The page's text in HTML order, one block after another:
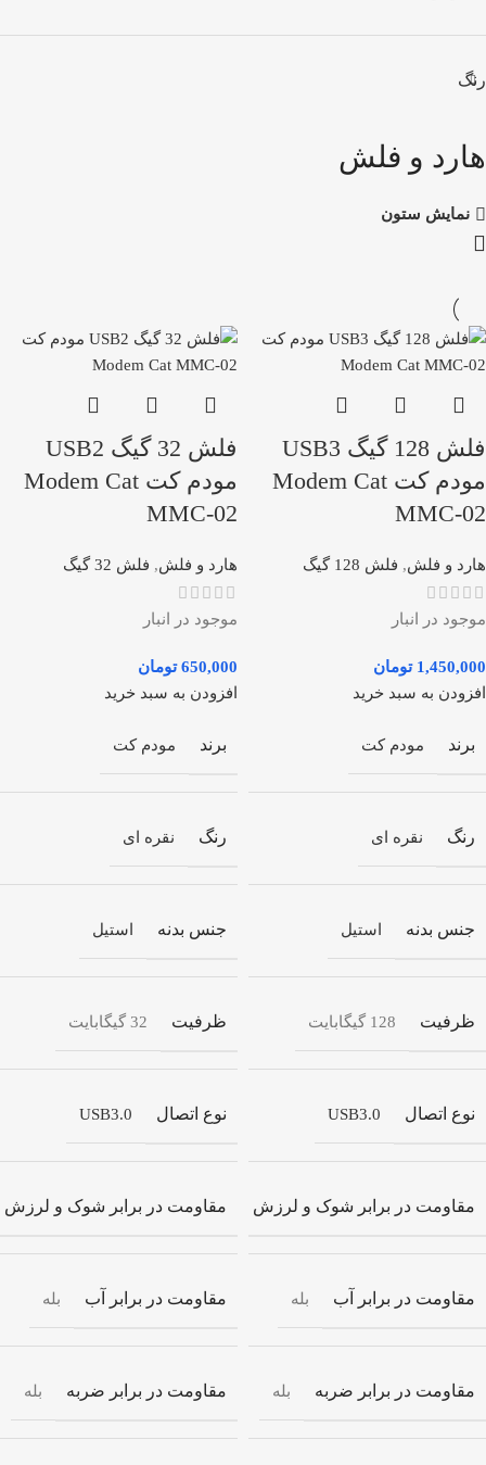
رنگ
هارد و فلش
نمایش ستون
فلش 128 گیگ USB3
مودم کت Modem Cat
MMC-02
هارد و فلش, فلش 128 گیگ
موجود در انبار
تومان
افزودن به سبد خرید
برند مودم کت
رنگ نقره ای
جنس بدنه استیل
ظرفیت 128 گیگابایت
نوع اتصال USB3.0
مقاومت در برابر شوک و لرزش بله
مقاومت در برابر آب بله
مقاومت در برابر ضربه بله
فلش 32 گیگ USB2
مودم کت Modem Cat
MMC-02
هارد و فلش, فلش 32 گیگ
موجود در انبار
تومان
افزودن به سبد خرید
برند مودم کت
رنگ نقره ای
جنس بدنه استیل
ظرفیت 32 گیگابایت
نوع اتصال USB3.0
مقاومت در برابر شوک و لرزش
مقاومت در برابر آب بله
مقاومت در برابر ضربه بله